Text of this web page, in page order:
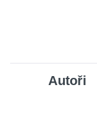
Autoři